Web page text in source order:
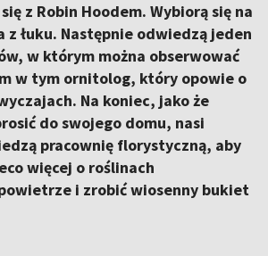
z Robin Hoodem. Wybiorą się na
łuku. Następnie odwiedzą jeden
w którym można obserwować
w tym ornitolog, który opowie o
Na koniec, jako że
do swojego domu, nasi
pracownię florystyczną, aby
więcej o roślinach
i zrobić wiosenny bukiet